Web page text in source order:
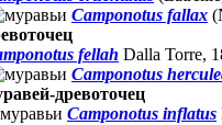
Camponotus fallax
fellah Dalla Torre,
Camponotus
древоточец
Camponotus inflatus